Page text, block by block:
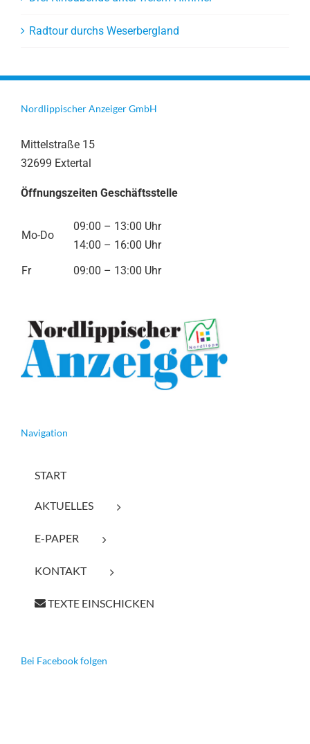
Radtour durchs Weserbergland
Nordlippischer Anzeiger GmbH
Mittelstraße 15
32699 Extertal
Öffnungszeiten Geschäftsstelle
Mo-Do
09:00 – 13:00 Uhr
14:00 – 16:00 Uhr
Fr
09:00 – 13:00 Uhr
Navigation
START
AKTUELLES
E-PAPER
KONTAKT
TEXTE EINSCHICKEN
Bei Facebook folgen